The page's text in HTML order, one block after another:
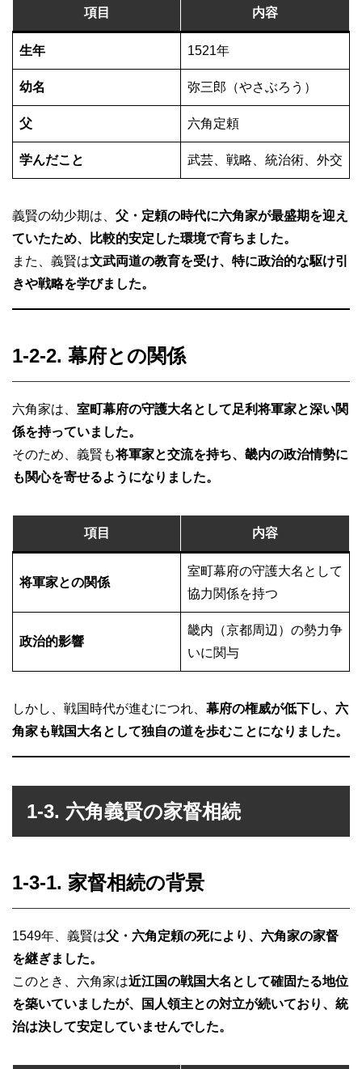
項目 内容
生年 1521年
幼名 弥三郎（やさぶろう）
父 六角定頼
学んだこと 武芸、戦略、統治術、外交
義賢の幼少期は、 父・定頼の時代に六角家が最盛期を迎え
ていたため、比較的安定した環境で育ちました。
また、義賢は文武両道の教育を受け、特に政治的な駆け引
きや戦略を学びました。
1-2-2. 幕府との関係
六角家は、 室町幕府の守護大名として足利将軍家と深い関
係を持っていました。
そのため、義賢も将軍家と交流を持ち、畿内の政治情勢に
も関心を寄せるようになりました。
項目 内容
将軍家との関係
室町幕府の守護大名として
協力関係を持つ
政治的影響
畿内（京都周辺）の勢力争
いに関与
しかし、戦国時代が進むにつれ、 幕府の権威が低下し、六
角家も戦国大名として独自の道を歩むことになりました。
1-3. 六角義賢の家督相続
1-3-1. 家督相続の背景
1549年、義賢は父・六角定頼の死により、六角家の家督
を継ぎました。
このとき、六角家は近江国の戦国大名として確固たる地位
を築いていましたが、国人領主との対立が続いており、統
治は決して安定していませんでした。